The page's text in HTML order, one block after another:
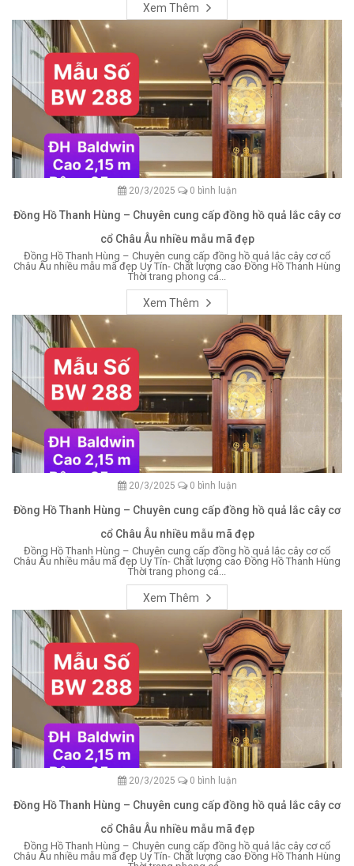
Xem Thêm
20/3/2025 0 bình luận
Đồng Hồ Thanh Hùng – Chuyên cung cấp đồng hồ quả lắc cây cơ
cổ Châu Âu nhiều mẫu mã đẹp
Đồng Hồ Thanh Hùng – Chuyên cung cấp đồng hồ quả lắc cây cơ cổ
Châu Âu nhiều mẫu mã đẹp Uy Tín- Chất lượng cao Đồng Hồ Thanh Hùng
Thời trang phong cá...
Xem Thêm
20/3/2025 0 bình luận
Đồng Hồ Thanh Hùng – Chuyên cung cấp đồng hồ quả lắc cây cơ
cổ Châu Âu nhiều mẫu mã đẹp
Đồng Hồ Thanh Hùng – Chuyên cung cấp đồng hồ quả lắc cây cơ cổ
Châu Âu nhiều mẫu mã đẹp Uy Tín- Chất lượng cao Đồng Hồ Thanh Hùng
Thời trang phong cá...
Xem Thêm
20/3/2025 0 bình luận
Đồng Hồ Thanh Hùng – Chuyên cung cấp đồng hồ quả lắc cây cơ
cổ Châu Âu nhiều mẫu mã đẹp
Đồng Hồ Thanh Hùng – Chuyên cung cấp đồng hồ quả lắc cây cơ cổ
Châu Âu nhiều mẫu mã đẹp Uy Tín- Chất lượng cao Đồng Hồ Thanh Hùng